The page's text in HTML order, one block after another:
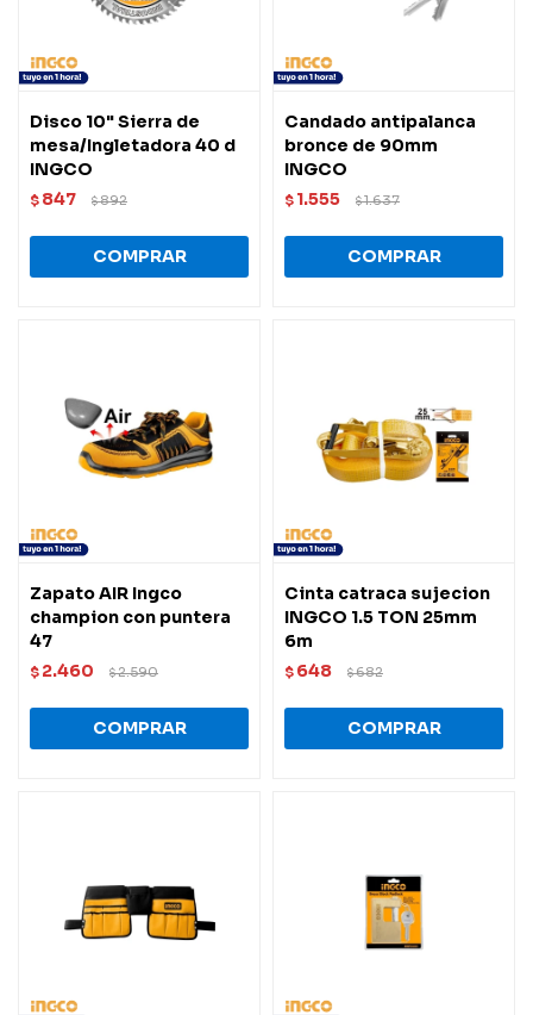
Disco 10" Sierra de
mesa/Ingletadora 40 d
INGCO
$ 847 $892
Candado antipalanca
bronce de 90mm
INGCO
$ 1.555 $1.637
Zapato AIR Ingco
champion con puntera
47
$ 2.460 $2.590
Cinta catraca sujecion
INGCO 1.5 TON 25mm
6m
$ 648 $682